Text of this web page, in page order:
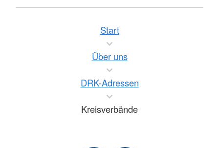
Start
Über uns
DRK-Adressen
Kreisverbände